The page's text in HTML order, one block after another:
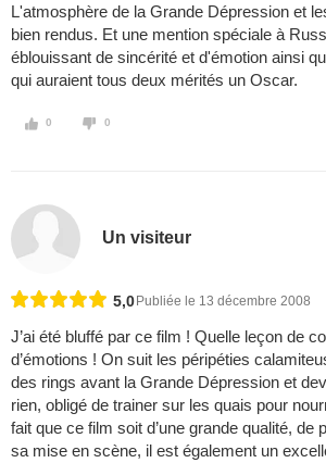
L'atmosphère de la Grande Dépression et
bien rendus. Et une mention spéciale à
éblouissant de sincérité et d'émotion ainsi
qui auraient tous deux mérités un Oscar.
0 0
Un visiteur
5,0 Publiée le 13 décembre 2008
J’ai été bluffé par ce film ! Quelle leçon de
d’émotions ! On suit les péripéties
des rings avant la Grande Dépression et
rien, obligé de trainer sur les quais pour
fait que ce film soit d’une grande qualité, de
sa mise en scène, il est également un